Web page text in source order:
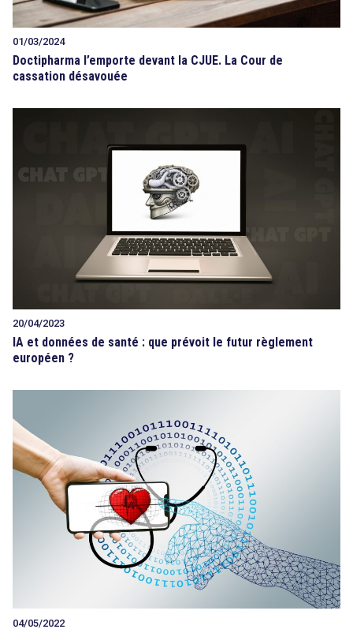
01/03/2024
Doctipharma l’emporte devant la CJUE. La Cour de
cassation désavouée
20/04/2023
IA et données de santé : que prévoit le futur règlement
européen ?
04/05/2022